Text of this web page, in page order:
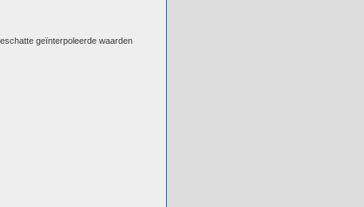
geïnterpoleerde waarden